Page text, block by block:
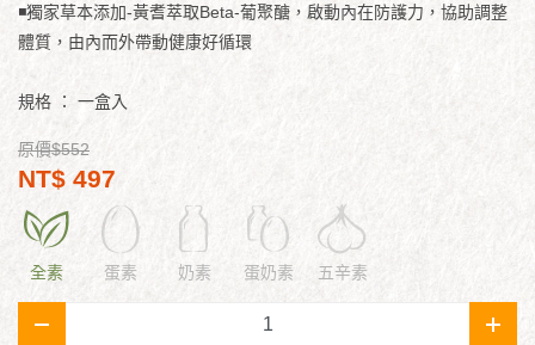
◾獨家草本添加-黃耆萃取Beta-葡聚醣，啟動內在防護力，協助調整
體質，由內而外帶動健康好循環
規格 ： 一盒入
原價$552
NT$ 497
全素 蛋素 奶素 蛋奶素 五辛素
- +